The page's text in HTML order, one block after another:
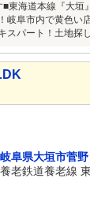
■東海道本線『大
岐阜市内で黄色い
スパート！土地探
岐阜県大垣市菅野
養老鉄道養老線